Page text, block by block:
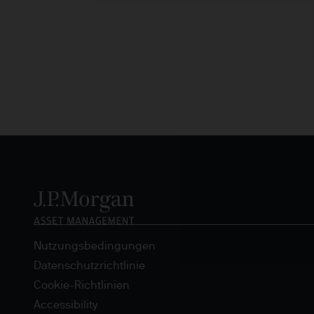
und Steuerabkommen
vollständig zurück.
eines Produkts bzw. der
Eintreffen von Prognosen
seiner verbundenen
privacy-policy. Da das
liegt es in Ihrer
Anlage in das Produkt
Nutzungsbedingungen
Datenschutzrichtlinie
Cookie-Richtlinien
Accessibility